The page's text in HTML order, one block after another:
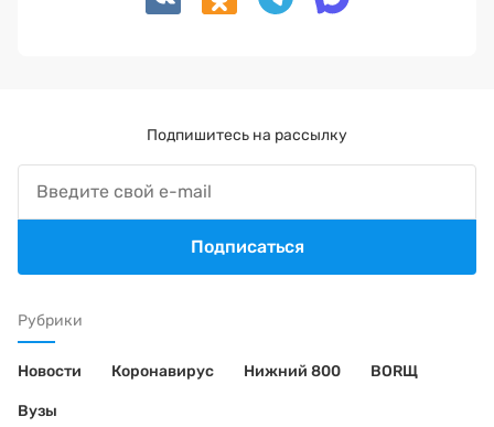
Рубрики
Новости Коронавирус Нижний 800 BORЩ
Вузы
Подпишитесь на рассылку
Подписаться